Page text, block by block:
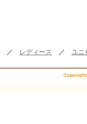
／ レディース ／ ユニ